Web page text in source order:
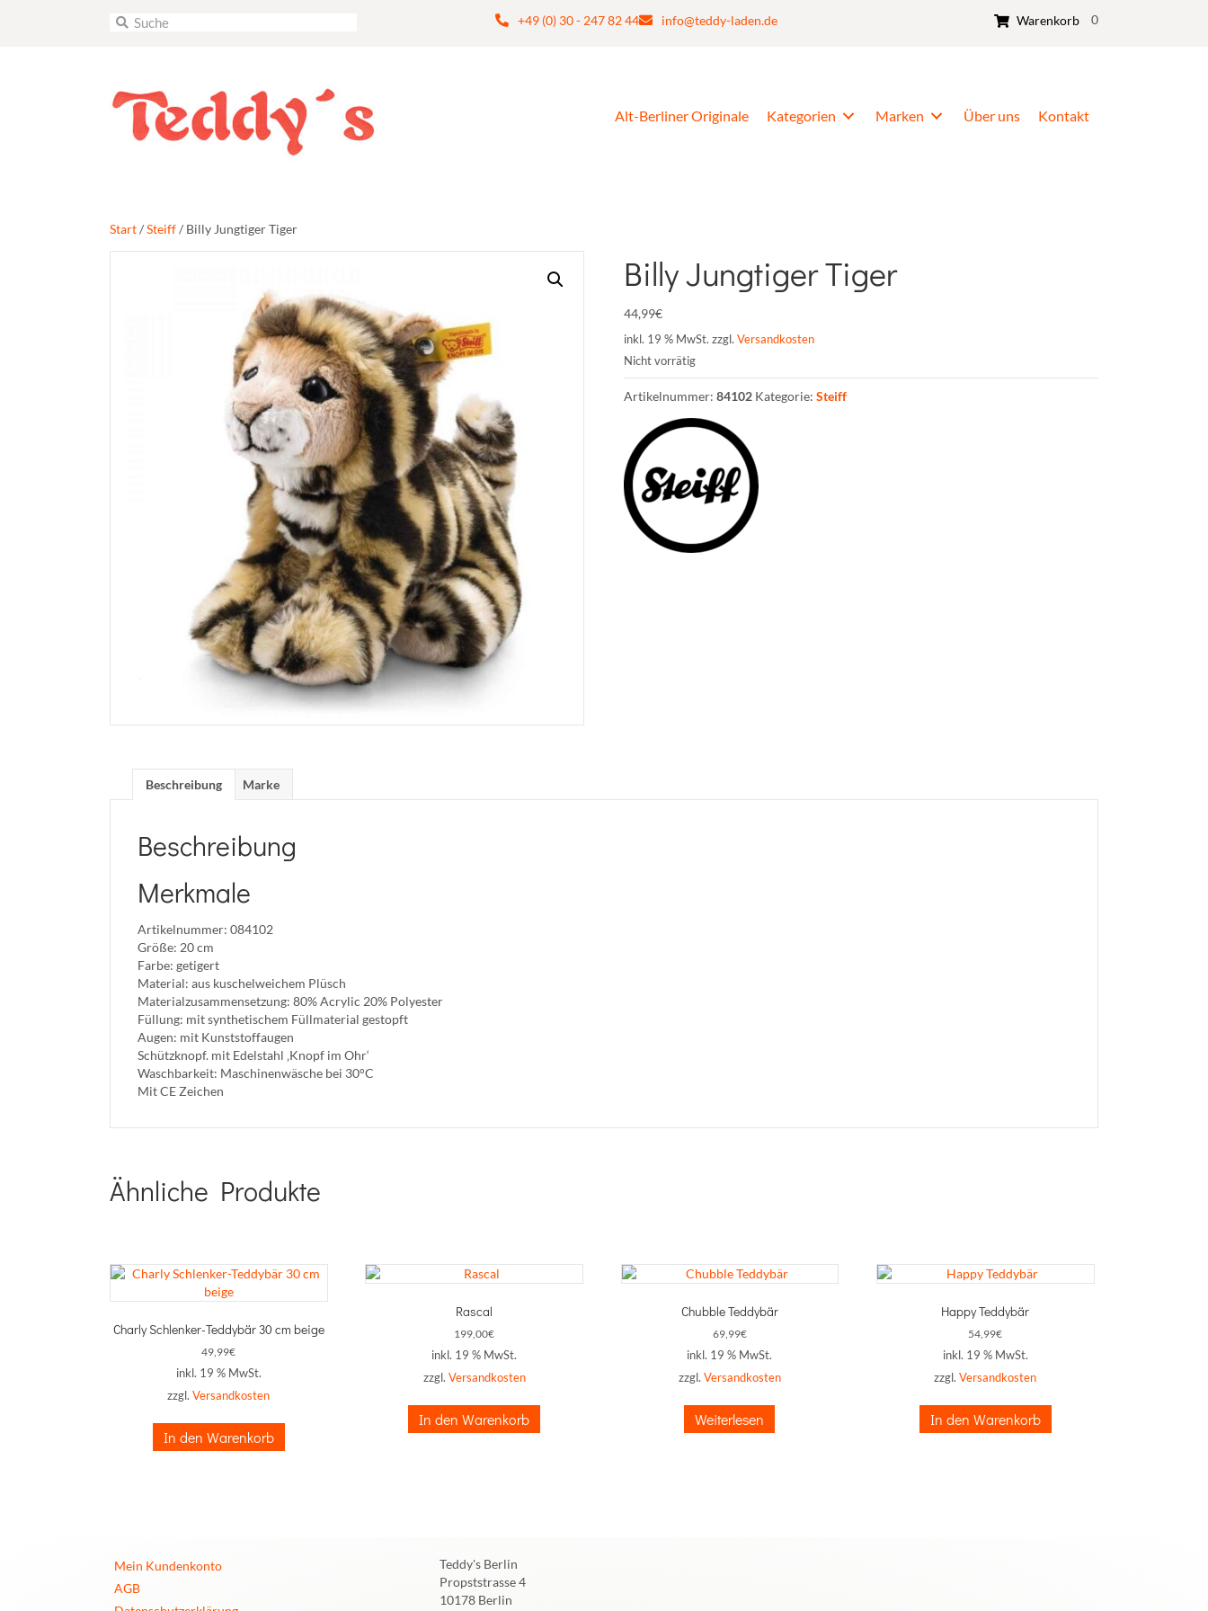
+49 (0) 30 - 247 82 44 info@teddy-laden.de Warenkorb 0
Alt-Berliner Originale Kategorien Marken Über uns Kontakt
Start/Steiff/ Billy Jungtiger Tiger
Billy Jungtiger Tiger
44,99€
inkl. 19 % MwSt. zzgl. Versandkosten
Nicht vorrätig
Artikelnummer: 84102 Kategorie: Steiff
Beschreibung Marke
Beschreibung
Merkmale
Artikelnummer: 084102
Größe: 20 cm
Farbe: getigert
Material: aus kuschelweichem Plüsch
Materialzusammensetzung: 80% Acrylic 20% Polyester
Füllung: mit synthetischem Füllmaterial gestopft
Augen: mit Kunststoffaugen
Schützknopf. mit Edelstahl ‚Knopf im Ohr‘
Waschbarkeit: Maschinenwäsche bei 30°C
Mit CE Zeichen
Ähnliche Produkte
Charly Schlenker-Teddybär 30 cm beige
49,99€
inkl. 19 % MwSt.
zzgl.Versandkosten
In den Warenkorb
Rascal
199,00€
inkl. 19 % MwSt.
zzgl. Versandkosten
In den Warenkorb
Chubble Teddybär
69,99€
inkl. 19 % MwSt.
zzgl. Versandkosten
Weiterlesen
Happy Teddybär
54,99€
inkl. 19 % MwSt.
zzgl.Versandkosten
In den Warenkorb
Mein Kundenkonto
AGB
Teddy's Berlin
Propststrasse 4
10178 Berlin